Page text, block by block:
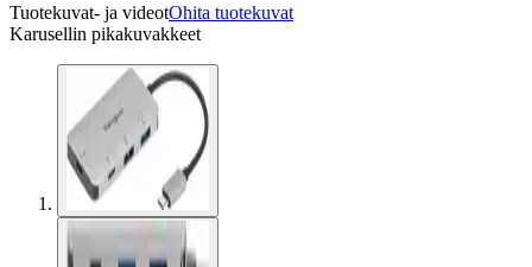
Tuotekuvat- ja videotOhita tuotekuvat
Karusellin pikakuvakkeet